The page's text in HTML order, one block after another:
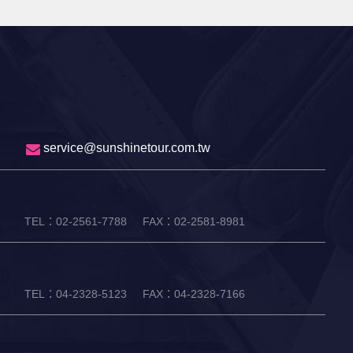
service@sunshinetour.com.tw
TEL：02-2561-7788 FAX：02-2581-8981
TEL：04-2328-5123 FAX：04-2328-7166